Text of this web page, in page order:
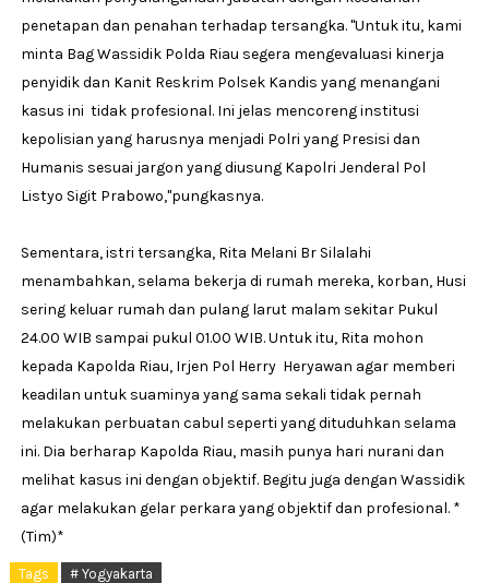
penetapan dan penahan terhadap tersangka. "Untuk itu, kami
minta Bag Wassidik Polda Riau segera mengevaluasi kinerja
penyidik dan Kanit Reskrim Polsek Kandis yang menangani
kasus ini tidak profesional. Ini jelas mencoreng institusi
kepolisian yang harusnya menjadi Polri yang Presisi dan
Humanis sesuai jargon yang diusung Kapolri Jenderal Pol
Listyo Sigit Prabowo,"pungkasnya.
Sementara, istri tersangka, Rita Melani Br Silalahi
menambahkan, selama bekerja di rumah mereka, korban, Husi
sering keluar rumah dan pulang larut malam sekitar Pukul
24.00 WIB sampai pukul 01.00 WIB. Untuk itu, Rita mohon
kepada Kapolda Riau, Irjen Pol Herry Heryawan agar memberi
keadilan untuk suaminya yang sama sekali tidak pernah
melakukan perbuatan cabul seperti yang dituduhkan selama
ini. Dia berharap Kapolda Riau, masih punya hari nurani dan
melihat kasus ini dengan objektif. Begitu juga dengan Wassidik
agar melakukan gelar perkara yang objektif dan profesional. *
(Tim)*
Tags # Yogyakarta